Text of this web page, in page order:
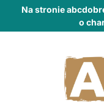
Na stronie
o